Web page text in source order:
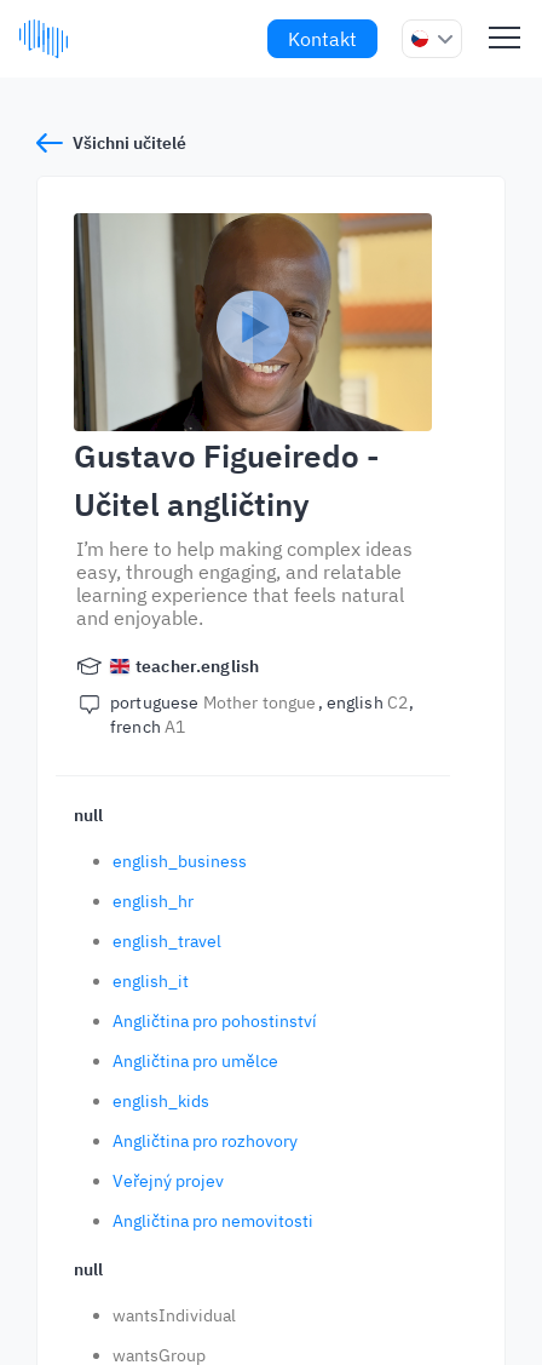
Kontakt
Všichni učitelé
Gustavo Figueiredo -
Učitel angličtiny
I’m here to help making complex ideas
easy, through engaging, and relatable
learning experience that feels natural
and enjoyable.
teacher.english
portuguese Mother tongue english C2
french A1
null
english_business
english_hr
english_travel
english_it
Angličtina pro pohostinství
Angličtina pro umělce
english_kids
Angličtina pro rozhovory
Veřejný projev
Angličtina pro nemovitosti
null
wantsIndividual
wantsGroup